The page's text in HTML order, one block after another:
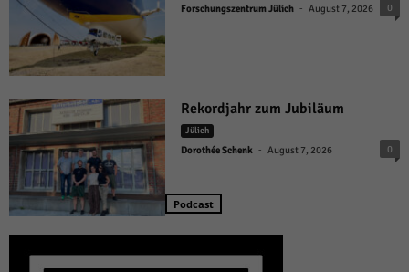
Forschungszentrum Jülich - August 7, 2026 0
Rekordjahr zum Jubiläum
Jülich
Dorothée Schenk - August 7, 2026 0
Podcast